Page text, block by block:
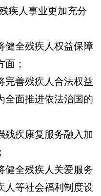
疾人事业更加充分
全残疾人权益保障
；
善残疾人合法权益
全面推进依法治国的
疾康复服务融入加
全残疾人关爱服务
人等社会福利制度设